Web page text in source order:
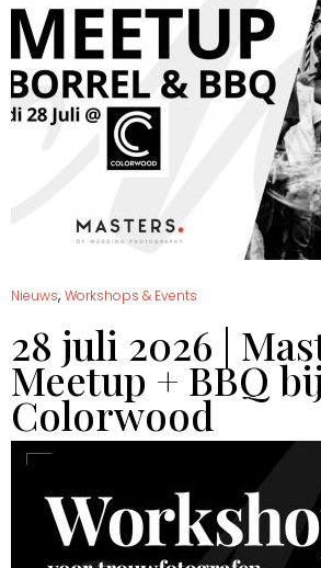
Nieuws, Workshops & Events
28 juli 2026 |
Meetup + BBQ
Colorwood